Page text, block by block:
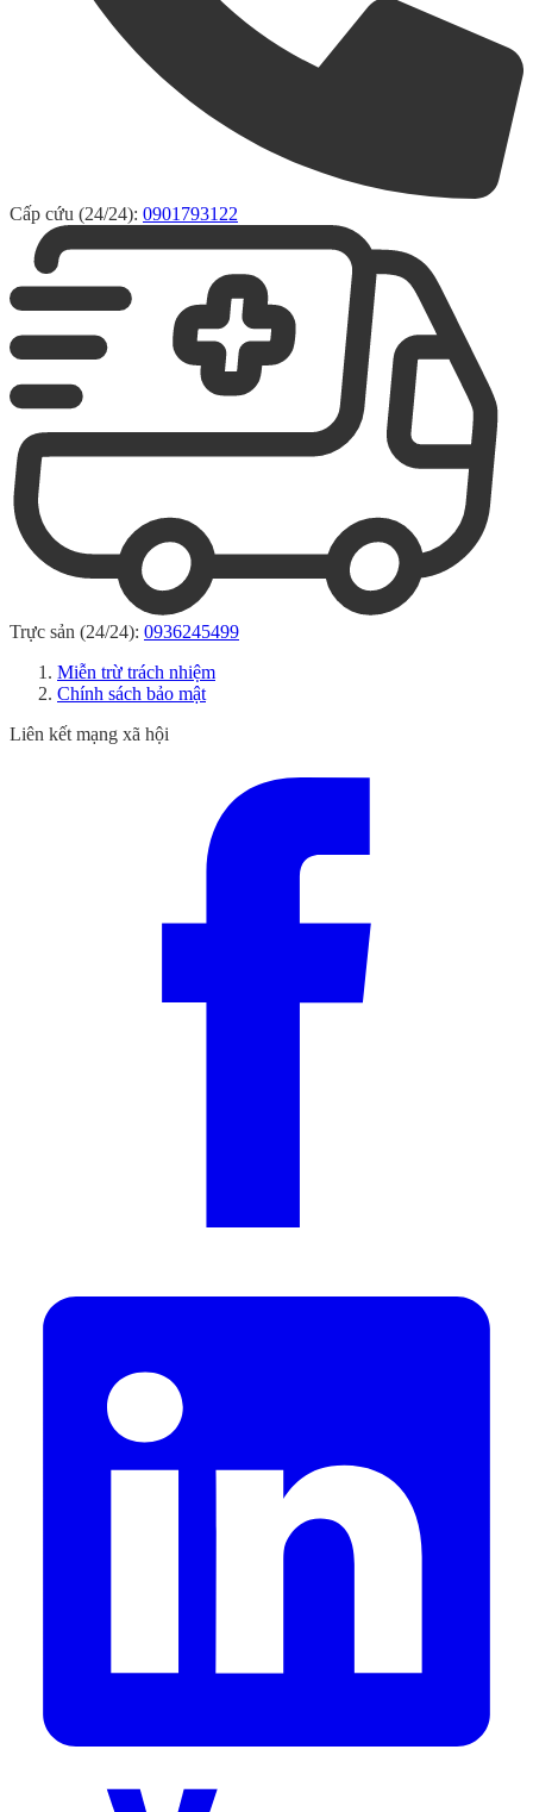
Cấp cứu (24/24): 0901793122
Trực sản (24/24): 0936245499
Miễn trừ trách nhiệm
Chính sách bảo mật
Liên kết mạng xã hội